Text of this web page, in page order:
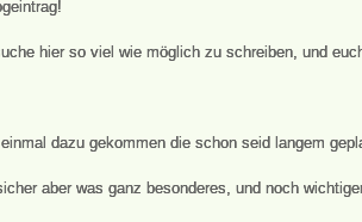
hier so viel wie möglich zu schreiben, und
dazu gekommen die schon seid langem
aber was ganz besonderes, und noch